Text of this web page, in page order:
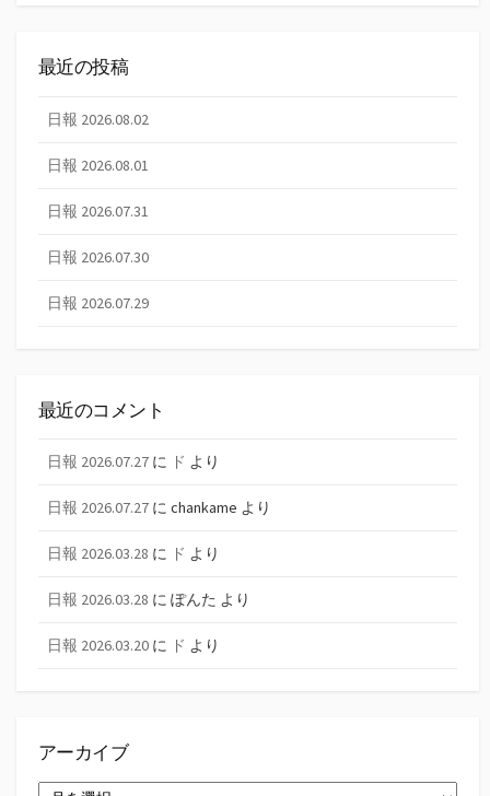
最近の投稿
日報 2026.08.02
日報 2026.08.01
日報 2026.07.31
日報 2026.07.30
日報 2026.07.29
最近のコメント
日報 2026.07.27 に ド より
日報 2026.07.27 に chankame より
日報 2026.03.28 に ド より
日報 2026.03.28 に ぽんた より
日報 2026.03.20 に ド より
アーカイブ